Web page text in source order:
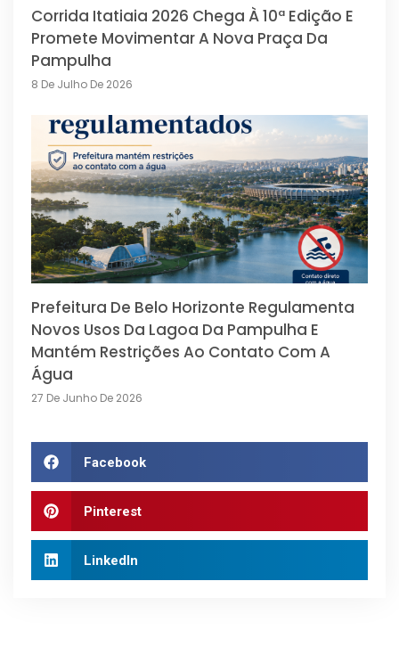
Corrida Itatiaia 2026 Chega À 10ª Edição E
Promete Movimentar A Nova Praça Da
Pampulha
8 De Julho De 2026
Prefeitura De Belo Horizonte Regulamenta
Novos Usos Da Lagoa Da Pampulha E
Mantém Restrições Ao Contato Com A
Água
27 De Junho De 2026
Facebook
Pinterest
LinkedIn